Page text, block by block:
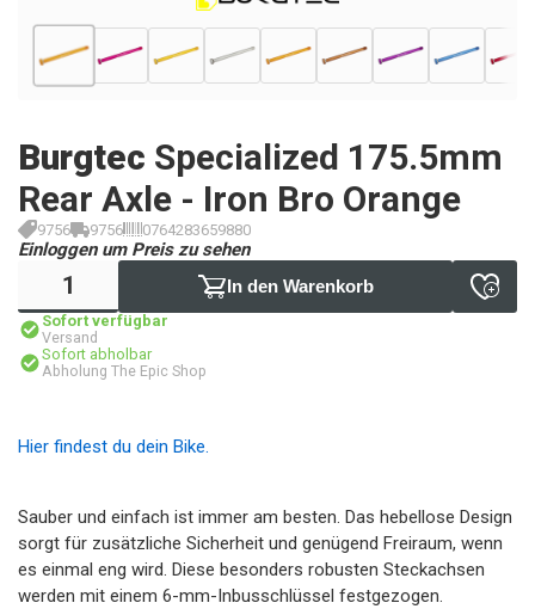
Burgtec Specialized 175.5mm
Rear Axle - Iron Bro Orange
9756 9756 0764283659880
Einloggen um Preis zu sehen
In den Warenkorb
Sofort verfügbar
Versand
Sofort abholbar
Abholung The Epic Shop
Hier findest du dein Bike.
Sauber und einfach ist immer am besten. Das hebellose Design
sorgt für zusätzliche Sicherheit und genügend Freiraum, wenn
es einmal eng wird. Diese besonders robusten Steckachsen
werden mit einem 6-mm-Inbusschlüssel festgezogen.